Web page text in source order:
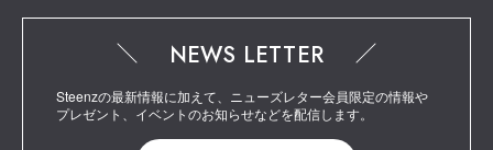
NEWS LETTER
Steenzの最新情報に加えて、ニューズレター会員限定の情報や
プレゼント、イベントのお知らせなどを配信します。